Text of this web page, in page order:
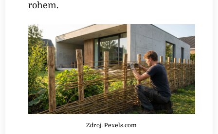
rohem.
Zdroj: Pexels.com